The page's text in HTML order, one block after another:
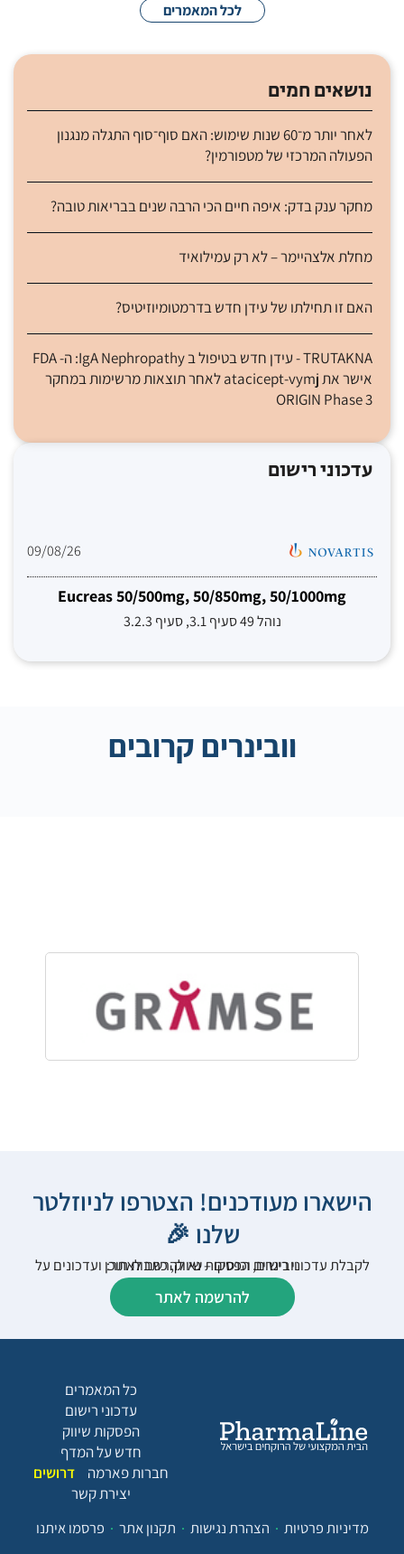
לכל המאמרים
נושאים חמים
לאחר יותר מ־60 שנות שימוש: האם סוף־סוף התגלה מנגנון
הפעולה המרכזי של מטפורמין?
מחקר ענק בדק: איפה חיים הכי הרבה שנים בבריאות טובה?
מחלת אלצהיימר – לא רק עמילואיד
האם זו תחילתו של עידן חדש בדרמטומיוזיטיס?
TRUTAKNA - עידן חדש בטיפול ב IgA Nephropathy: ה- FDA
אישר את atacicept-vymj לאחר תוצאות מרשימות במחקר
ORIGIN Phase 3
עדכוני רישום
09/08/26
Eucreas 50/500mg, 50/850mg, 50/1000mg
נוהל 49 סעיף 3.1, סעיף 3.2.3
וובינרים קרובים
הישארו מעודכנים! הצטרפו לניוזלטר
שלנו 🎉
לקבלת עדכוני רישום, הפסקות שיווק, כתבות תוכן ועדכונים על וובינרים וכנסים – נא להרשם לאתר:
להרשמה לאתר
כל המאמרים
עדכוני רישום
הפסקות שיווק
חדש על המדף
חברות פארמה
דרושים
יצירת קשר
מדיניות פרטיות
הצהרת נגישות תקנון אתר פרסמו איתנו